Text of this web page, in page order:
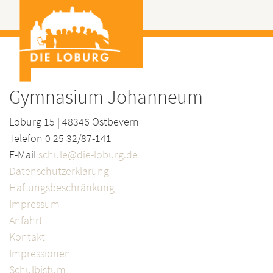
Gymnasium Johanneum
Loburg 15 | 48346 Ostbevern
Telefon 0 25 32/87-141
E-Mail schule@die-loburg.de
Datenschutzerklärung
Haftungsbeschränkung
Impressum
Anfahrt
Kontakt
Impressionen
Schulbistum